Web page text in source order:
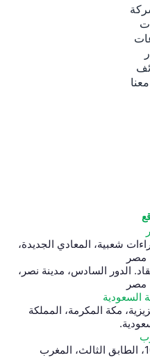
شعبية، المعادي الجديدة،
مصر
الدور السادس، مدينة نصر،
مصر
السعودية
مكة المكرمة، المملكة